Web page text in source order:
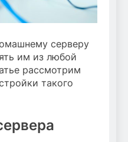
серверу
им из любой
рассмотрим
такого